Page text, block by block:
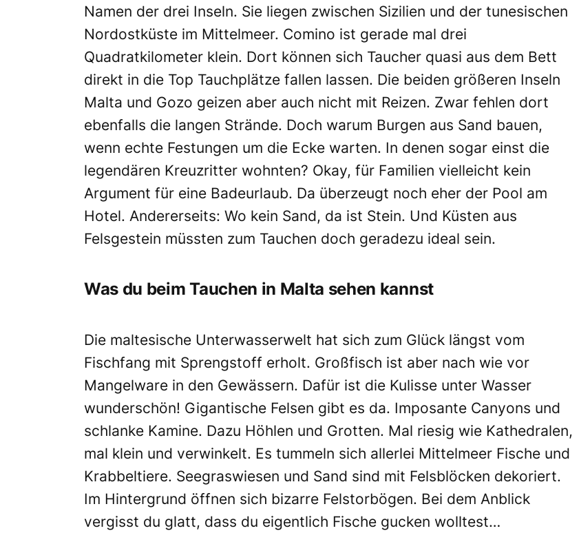
Namen der drei Inseln. Sie liegen zwischen Sizilien und der tunesischen
Nordostküste im Mittelmeer. Comino ist gerade mal drei
Quadratkilometer klein. Dort können sich Taucher quasi aus dem Bett
direkt in die Top Tauchplätze fallen lassen. Die beiden größeren Inseln
Malta und Gozo geizen aber auch nicht mit Reizen. Zwar fehlen dort
ebenfalls die langen Strände. Doch warum Burgen aus Sand bauen,
wenn echte Festungen um die Ecke warten. In denen sogar einst die
legendären Kreuzritter wohnten? Okay, für Familien vielleicht kein
Argument für eine Badeurlaub. Da überzeugt noch eher der Pool am
Hotel. Andererseits: Wo kein Sand, da ist Stein. Und Küsten aus
Felsgestein müssten zum Tauchen doch geradezu ideal sein.
Was du beim Tauchen in Malta sehen kannst
Die maltesische Unterwasserwelt hat sich zum Glück längst vom
Fischfang mit Sprengstoff erholt. Großfisch ist aber nach wie vor
Mangelware in den Gewässern. Dafür ist die Kulisse unter Wasser
wunderschön! Gigantische Felsen gibt es da. Imposante Canyons und
schlanke Kamine. Dazu Höhlen und Grotten. Mal riesig wie Kathedralen,
mal klein und verwinkelt. Es tummeln sich allerlei Mittelmeer Fische und
Krabbeltiere. Seegraswiesen und Sand sind mit Felsblöcken dekoriert.
Im Hintergrund öffnen sich bizarre Felstorbögen. Bei dem Anblick
vergisst du glatt, dass du eigentlich Fische gucken wolltest…